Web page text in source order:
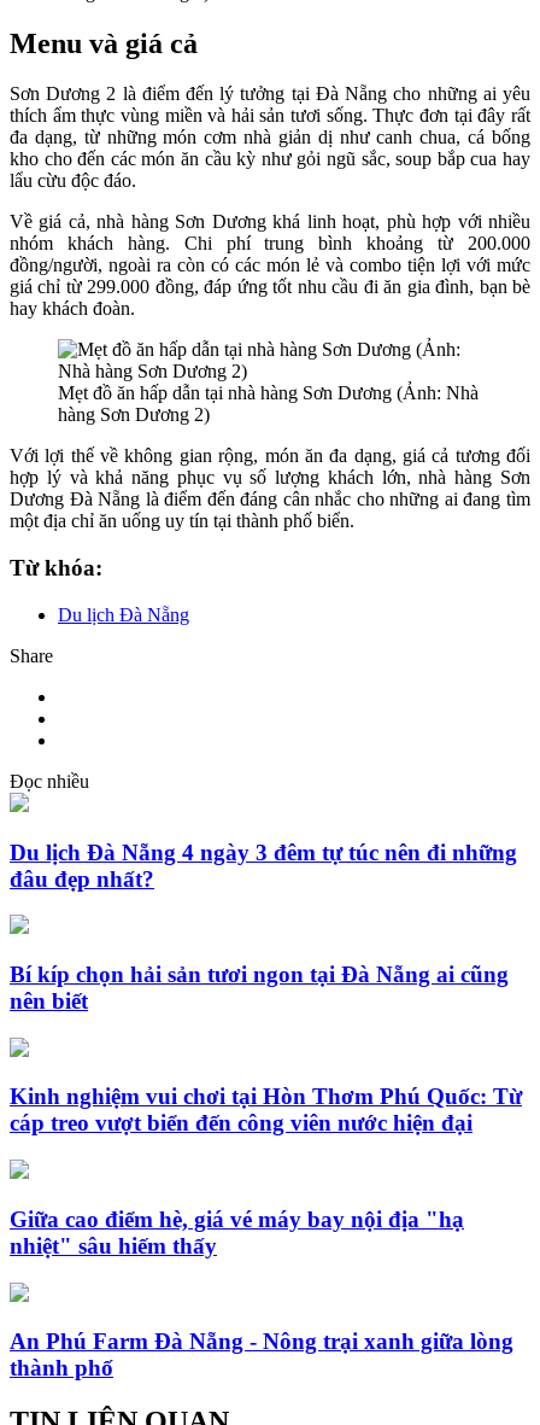
Menu và giá cả
Sơn Dương 2 là điểm đến lý tưởng tại Đà Nẵng cho những ai yêu
thích ẩm thực vùng miền và hải sản tươi sống. Thực đơn tại đây rất
đa dạng, từ những món cơm nhà giản dị như canh chua, cá bống
kho cho đến các món ăn cầu kỳ như gỏi ngũ sắc, soup bắp cua hay
lẩu cừu độc đáo.
Về giá cả, nhà hàng Sơn Dương khá linh hoạt, phù hợp với nhiều
nhóm khách hàng. Chi phí trung bình khoảng từ 200.000
đồng/người, ngoài ra còn có các món lẻ và combo tiện lợi với mức
giá chỉ từ 299.000 đồng, đáp ứng tốt nhu cầu đi ăn gia đình, bạn bè
hay khách đoàn.
Mẹt đồ ăn hấp dẫn tại nhà hàng Sơn Dương (Ảnh: Nhà
hàng Sơn Dương 2)
Với lợi thế về không gian rộng, món ăn đa dạng, giá cả tương đối
hợp lý và khả năng phục vụ số lượng khách lớn, nhà hàng Sơn
Dương Đà Nẵng là điểm đến đáng cân nhắc cho những ai đang tìm
một địa chỉ ăn uống uy tín tại thành phố biển.
Từ khóa:
Du lịch Đà Nẵng
Share
Đọc nhiều
Du lịch Đà Nẵng 4 ngày 3 đêm tự túc nên đi những
đâu đẹp nhất?
Bí kíp chọn hải sản tươi ngon tại Đà Nẵng ai cũng
nên biết
Kinh nghiệm vui chơi tại Hòn Thơm Phú Quốc: Từ
cáp treo vượt biển đến công viên nước hiện đại
Giữa cao điểm hè, giá vé máy bay nội địa "hạ
nhiệt" sâu hiếm thấy
An Phú Farm Đà Nẵng - Nông trại xanh giữa lòng
thành phố